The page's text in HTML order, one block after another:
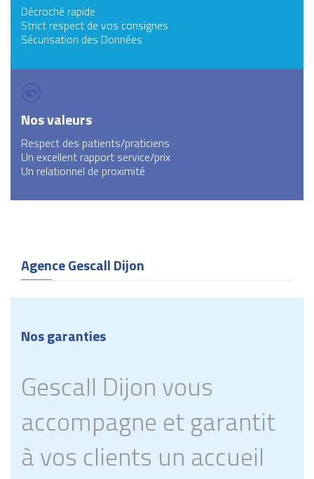
Décroché rapide
Strict respect de vos consignes
Sécurisation des Données
Nos valeurs
Respect des patients/praticiens
Un excellent rapport service/prix
Un relationnel de proximité
Agence Gescall Dijon
Nos garanties
Gescall Dijon vous
accompagne et garantit
à vos clients un accueil